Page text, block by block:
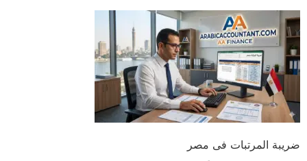
ضريبة المرتبات فى مصر